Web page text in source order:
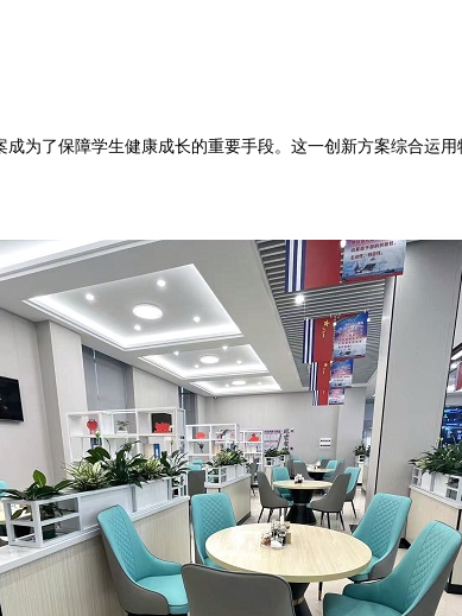
为了保障学生健康成长的重要手段。这一创新方案综合运